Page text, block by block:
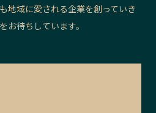
地域に愛される企業を創っていき
お待ちしています。